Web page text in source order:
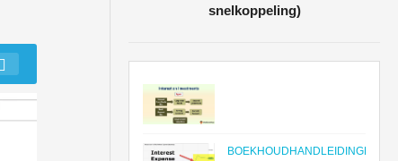
snelkoppeling)
BOEKHOUDHANDLEIDINGEN